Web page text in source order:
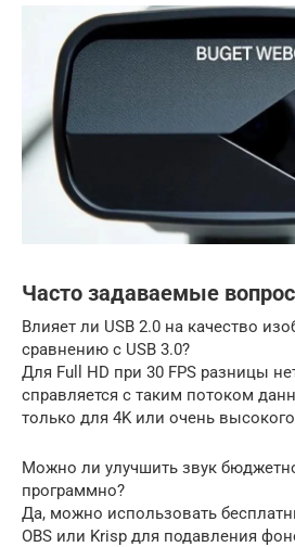
Часто задаваемые
Влияет ли USB 2.0 на качество
сравнению с USB 3.0?
Для Full HD при 30 FPS разницы
справляется с таким потоком
только для 4K или очень высокого
Можно ли улучшить звук
программно?
Да, можно использовать
OBS или Krisp для подавления